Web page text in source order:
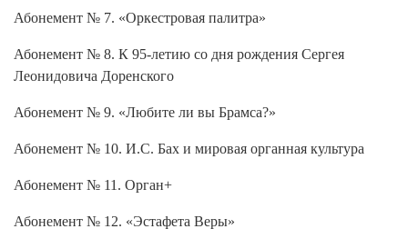
Абонемент № 7. «Оркестровая палитра»
Абонемент № 8. К 95-летию со дня рождения Сергея
Леонидовича Доренского
Абонемент № 9. «Любите ли вы Брамса?»
Абонемент № 10. И.С. Бах и мировая органная культура
Абонемент № 11. Орган+
Абонемент № 12. «Эстафета Веры»